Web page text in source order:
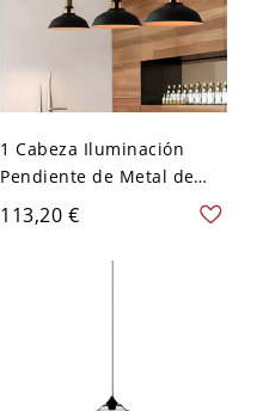
1 Cabeza Iluminación
Pendiente de Metal de
Tapa de Olla Luz Colgante
Industrial para Cocina -
110 A 120 V Negro 27,94
113,20 €